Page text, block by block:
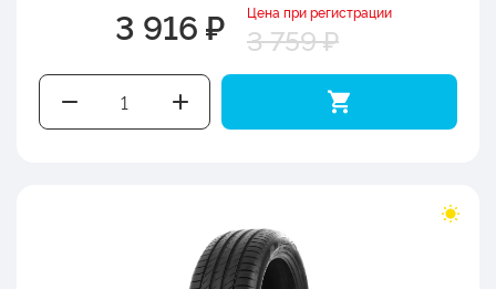
3 916 ₽ Цена при регистрации
3 759 ₽